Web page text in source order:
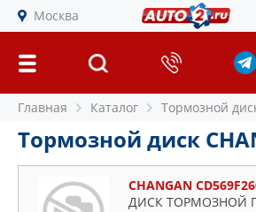
Москва
Главная Каталог Тормозной
Тормозной диск
CHANGAN
ДИСК ТОРМОЗНОЙ